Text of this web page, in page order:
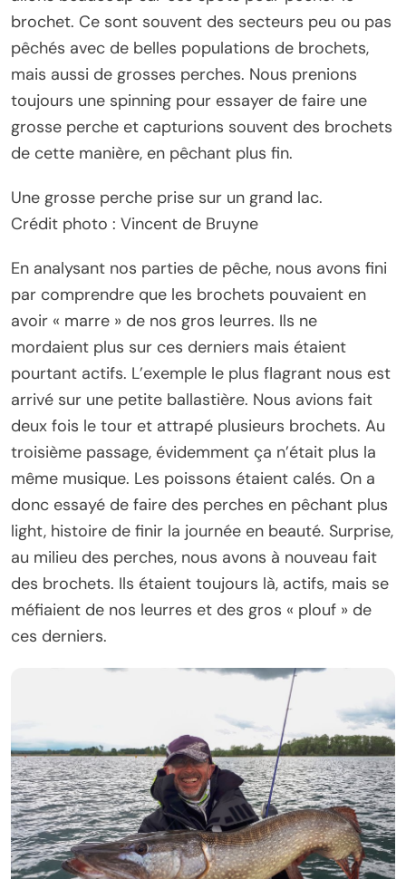
brochet. Ce sont souvent des secteurs peu ou pas
pêchés avec de belles populations de brochets,
mais aussi de grosses perches. Nous prenions
toujours une spinning pour essayer de faire une
grosse perche et capturions souvent des brochets
de cette manière, en pêchant plus fin.
Une grosse perche prise sur un grand lac.
Crédit photo : Vincent de Bruyne
En analysant nos parties de pêche, nous avons fini
par comprendre que les brochets pouvaient en
avoir « marre » de nos gros leurres. Ils ne
mordaient plus sur ces derniers mais étaient
pourtant actifs. L’exemple le plus flagrant nous est
arrivé sur une petite ballastière. Nous avions fait
deux fois le tour et attrapé plusieurs brochets. Au
troisième passage, évidemment ça n’était plus la
même musique. Les poissons étaient calés. On a
donc essayé de faire des perches en pêchant plus
light, histoire de finir la journée en beauté. Surprise,
au milieu des perches, nous avons à nouveau fait
des brochets. Ils étaient toujours là, actifs, mais se
méfiaient de nos leurres et des gros « plouf » de
ces derniers.